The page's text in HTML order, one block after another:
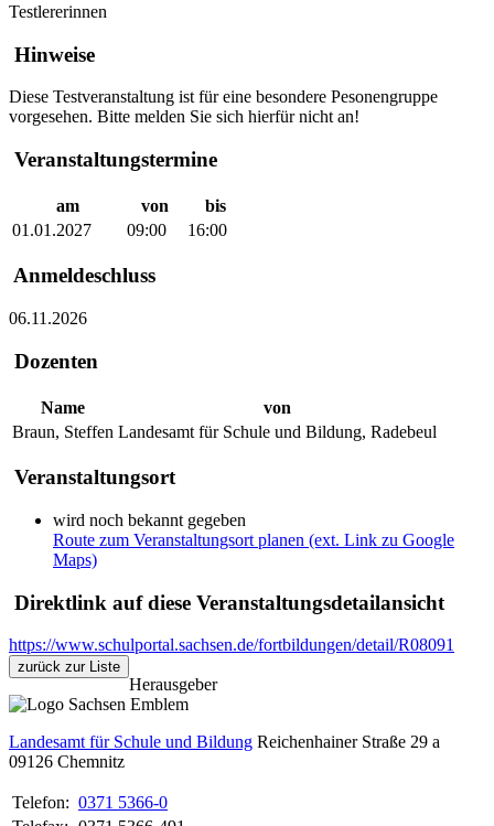
Testlererinnen
Hinweise
Diese Testveranstaltung ist für eine besondere Pesonengruppe
vorgesehen. Bitte melden Sie sich hierfür nicht an!
Veranstaltungstermine
am von
bis
01.01.2027
09:00 16:00
Anmeldeschluss
06.11.2026
Dozenten
Name
von
Braun, Steffen Landesamt für Schule und Bildung, Radebeul
Veranstaltungsort
wird noch bekannt gegeben
Route zum Veranstaltungsort planen (ext. Link zu Google
Maps)
Direktlink auf diese Veranstaltungsdetailansicht
https://www.schulportal.sachsen.de/fortbildungen/detail/R08091
zurück zur Liste
Herausgeber
Landesamt für Schule und Bildung Reichenhainer Straße 29 a
09126 Chemnitz
Telefon: 0371 5366-0